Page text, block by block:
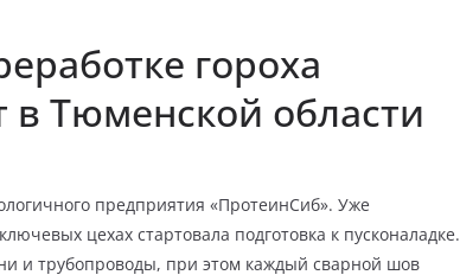
гороха
в Тюменской области
предприятия «ПротеинСиб». Уже
цехах стартовала подготовка к пусконаладке.
и трубопроводы, при этом каждый сварной шов